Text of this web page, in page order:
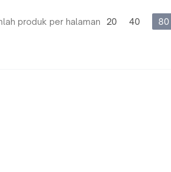
produk per halaman 20 40 80